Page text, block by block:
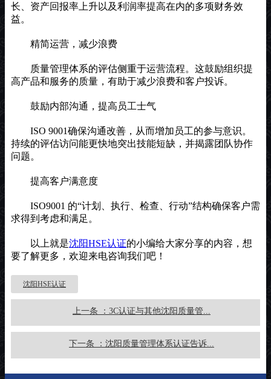
长、资产回报率上升以及利润率提高在内的多项财务效
益。
精简运营，减少浪费
质量管理体系的评估侧重于运营流程。这鼓励组织提
高产品和服务的质量，有助于减少浪费和客户投诉。
鼓励内部沟通，提高员工士气
ISO 9001确保沟通改善，从而增加员工的参与意识。
持续的评估访问能更快地突出技能短缺，并揭露团队协作
问题。
提高客户满意度
ISO9001 的“计划、执行、检查、行动”结构确保客户需
求得到考虑和满足。
以上就是沈阳HSE认证的小编给大家分享的内容，想
要了解更多，欢迎来电咨询我们吧！
沈阳HSE认证
上一条 ：3C认证与其他沈阳质量管...
下一条 ：沈阳质量管理体系认证告诉...